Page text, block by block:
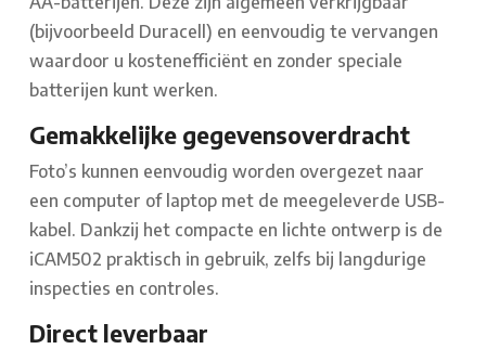
(bijvoorbeeld Duracell) en eenvoudig te vervangen
waardoor u kostenefficiënt en zonder speciale
batterijen kunt werken.
Gemakkelijke gegevensoverdracht
Foto’s kunnen eenvoudig worden overgezet naar
een computer of laptop met de meegeleverde USB-
kabel. Dankzij het compacte en lichte ontwerp is de
iCAM502 praktisch in gebruik, zelfs bij langdurige
inspecties en controles.
Direct leverbaar